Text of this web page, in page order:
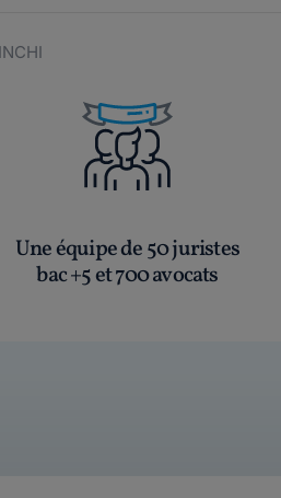
Une équipe de 50 juristes
bac +5 et 700 avocats